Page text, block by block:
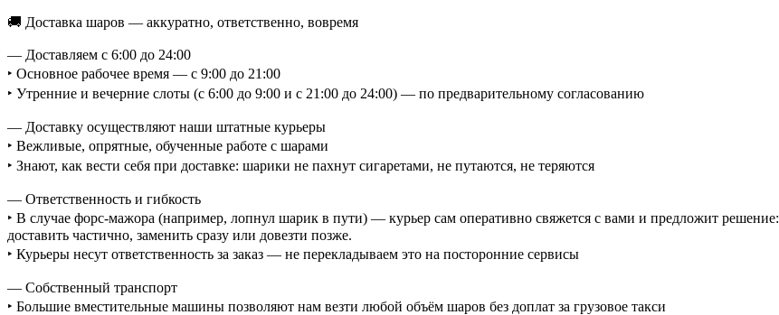
🚚 Доставка шаров — аккуратно, ответственно, вовремя
— Доставляем с 6:00 до 24:00
‣ Основное рабочее время — с 9:00 до 21:00
‣ Утренние и вечерние слоты (с 6:00 до 9:00 и с 21:00 до 24:00) — по предварительному согласованию
— Доставку осуществляют наши штатные курьеры
‣ Вежливые, опрятные, обученные работе с шарами
‣ Знают, как вести себя при доставке: шарики не пахнут сигаретами, не путаются, не теряются
— Ответственность и гибкость
‣ В случае форс-мажора (например, лопнул шарик в пути) — курьер сам оперативно свяжется с вами и предложит решение:
доставить частично, заменить сразу или довезти позже.
‣ Курьеры несут ответственность за заказ — не перекладываем это на посторонние сервисы
— Собственный транспорт
‣ Большие вместительные машины позволяют нам везти любой объём шаров без доплат за грузовое такси